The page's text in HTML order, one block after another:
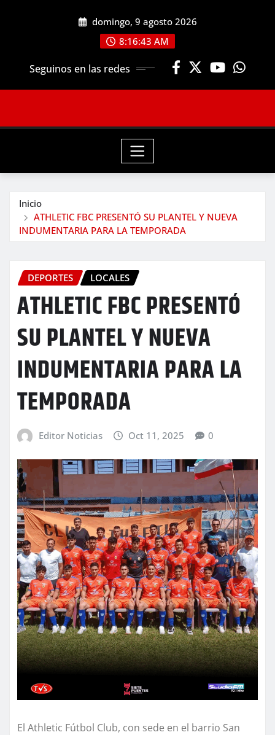
domingo, 9 agosto 2026
8:16:45 AM
Seguinos en las redes
Inicio
ATHLETIC FBC PRESENTÓ SU PLANTEL Y NUEVA
INDUMENTARIA PARA LA TEMPORADA
DEPORTES LOCALES
ATHLETIC FBC PRESENTÓ
SU PLANTEL Y NUEVA
INDUMENTARIA PARA LA
TEMPORADA
Editor Noticias Oct 11, 2025 0
El Athletic Fútbol Club, con sede en el barrio San